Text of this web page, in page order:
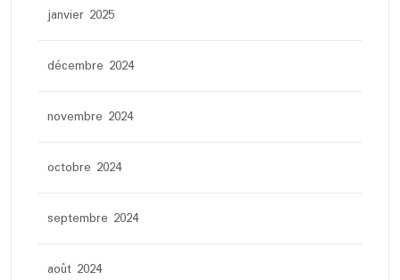
janvier 2025
décembre 2024
novembre 2024
octobre 2024
septembre 2024
août 2024